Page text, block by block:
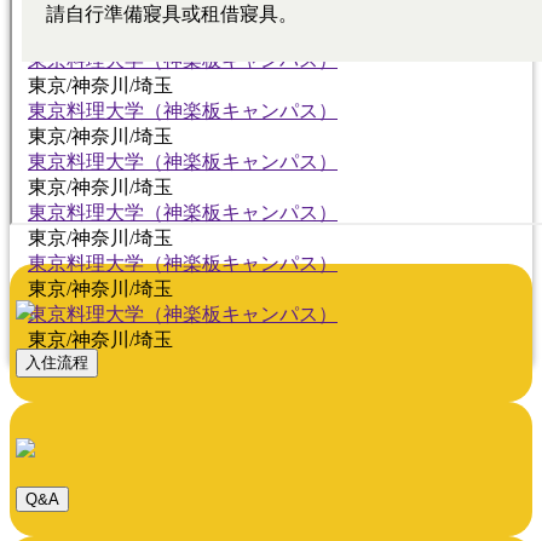
東京料理大学（神楽板キャンパス）
東京料理大学（神楽板キャンパス）
東京/神奈川/埼玉
東京料理大学（神楽板キャンパス）
東京/神奈川/埼玉
東京料理大学（神楽板キャンパス）
東京/神奈川/埼玉
東京料理大学（神楽板キャンパス）
東京/神奈川/埼玉
東京料理大学（神楽板キャンパス）
東京/神奈川/埼玉
東京料理大学（神楽板キャンパス）
東京/神奈川/埼玉
入住流程
Q&A